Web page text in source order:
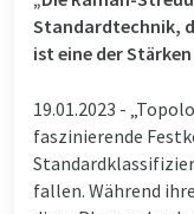
Standardtechnik,
ist eine der
19.01.2023 -
faszinierende
fallen. Während